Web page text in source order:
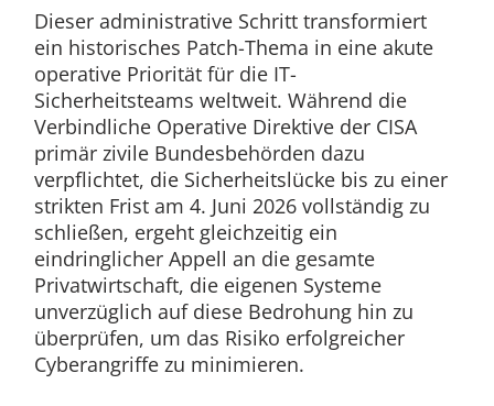
Dieser administrative Schritt transformiert
ein historisches Patch-Thema in eine akute
operative Priorität für die IT-
Sicherheitsteams weltweit. Während die
Verbindliche Operative Direktive der CISA
primär zivile Bundesbehörden dazu
verpflichtet, die Sicherheitslücke bis zu einer
strikten Frist am 4. Juni 2026 vollständig zu
schließen, ergeht gleichzeitig ein
eindringlicher Appell an die gesamte
Privatwirtschaft, die eigenen Systeme
unverzüglich auf diese Bedrohung hin zu
überprüfen, um das Risiko erfolgreicher
Cyberangriffe zu minimieren.